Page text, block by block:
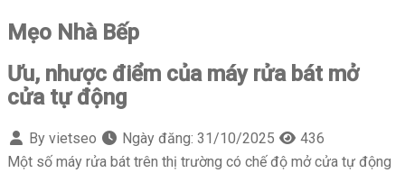
Mẹo Nhà Bếp
Ưu, nhược điểm của máy rửa bát mở
cửa tự động
By vietseo Ngày đăng: 31/10/2025
436
Một số máy rửa bát trên thị trường có chế độ mở cửa tự động